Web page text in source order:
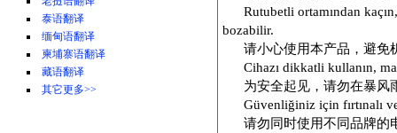
泰语翻译
缅甸语翻译
柬埔寨语翻译
藏语翻译
其它更多>>
Rutubetli ortamından
bozabilir.
请小心使用本产品，避免
Cihazı dikkatli kullanın,
为安全起见，请勿在暴风
Güvenliğiniz için fırtınalı
请勿同时使用不同品牌的